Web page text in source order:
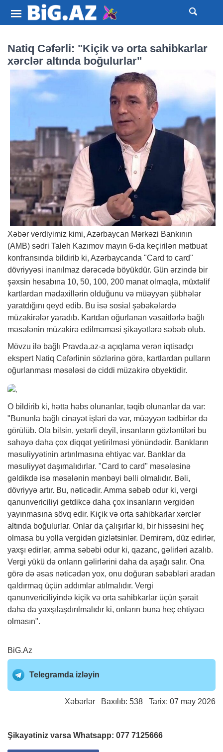
Natiq Cəfərli: "Kiçik və orta sahibkarlar
xərclər altında boğulurlar"
Xəbər verdiyimiz kimi, Azərbaycan Mərkəzi Bankının
(AMB) sədri Taleh Kazımov mayın 6-da keçirilən mətbuat
konfransında bildirib ki, Azərbaycanda "Card to card"
dövriyyəsi inanılmaz dərəcədə böyükdür. Gün ərzində bir
şəxsin hesabına 10, 50, 100, 200 manat olmaqla, müxtəlif
kartlardan mədaxillərin olduğunu və müəyyən şübhələr
yaratdığını qeyd edib. Bu isə sosial şəbəkələrdə
müzakirələr yaradıb. Kartdan oğurlanan vəsaitlərlə bağlı
məsələnin müzakirə edilməməsi şikayətlərə səbəb olub.
Mövzu ilə bağlı Pravda.az-a açıqlama verən iqtisadçı
ekspert Natiq Cəfərlinin sözlərinə görə, kartlardan pulların
oğurlanması məsələsi də ciddi müzakirə obyektidir.
O bildirib ki, hətta həbs olunanlar, təqib olunanlar da var:
"Bununla bağlı cinayət işləri də var, müəyyən tədbirlər də
görülüb. Ola bilsin, yetərli deyil, insanların gözləntiləri bu
sahəyə daha çox diqqət yetirilməsi yönündədir. Bankların
məsuliyyətinin artırılmasına ehtiyac var. Banklar da
məsuliyyət daşımalıdırlar. "Card to card" məsələsinə
gəldikdə isə məsələnin mənbəyi bəlli olmalıdır. Bəli,
dövriyyə artır. Bu, nəticədir. Amma səbəb odur ki, vergi
qanunvericiliyi getdikcə daha çox insanların vergidən
yayınmasına sövq edir. Kiçik və orta sahibkarlar xərclər
altında boğulurlar. Onlar da çalışırlar ki, bir hissəsini heç
olmasa bu yolla vergidən gizlətsinlər. Demirəm, düz edirlər,
yaxşı edirlər, amma səbəbi odur ki, qazanc, gəlirləri azalıb.
Vergi yükü də onların gəlirlərini daha da aşağı salır. Ona
görə də əsas nəticədən yox, onu doğuran səbəbləri aradan
qaldırmaq üçün addımlar atılmalıdır. Vergi
qanunvericiliyində kiçik və orta sahibkarlar üçün şərait
daha da yaxşılaşdırılmalıdır ki, onların buna heç ehtiyacı
olmasın".
BiG.Az
Telegramda izləyin
Xəbərlər Baxılıb: 538 Tarix: 07 may 2026
Şikayətiniz varsa Whatsapp: 077 7125666